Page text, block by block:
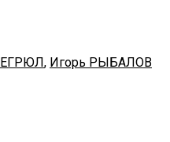
ЕГРЮЛ, Игорь РЫБАЛОВ